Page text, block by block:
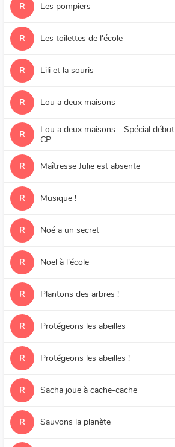
R Les pompiers
R Les toilettes de l'école
R Lili et la souris
R Lou a deux maisons
R
Lou a deux maisons - Spécial début
CP
R Maîtresse Julie est absente
R Musique !
R Noé a un secret
R Noël à l'école
R Plantons des arbres !
R Protégeons les abeilles
R Protégeons les abeilles !
R Sacha joue à cache-cache
R Sauvons la planète